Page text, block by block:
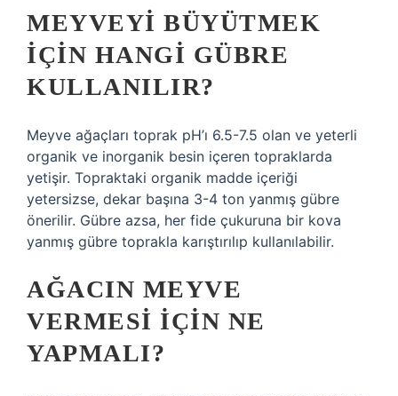
MEYVEYI BÜYÜTMEK
IÇIN HANGI GÜBRE
KULLANILIR?
Meyve ağaçları toprak pH’ı 6.5-7.5 olan ve yeterli
organik ve inorganik besin içeren topraklarda
yetişir. Topraktaki organik madde içeriği
yetersizse, dekar başına 3-4 ton yanmış gübre
önerilir. Gübre azsa, her fide çukuruna bir kova
yanmış gübre toprakla karıştırılıp kullanılabilir.
AĞACIN MEYVE
VERMESI IÇIN NE
YAPMALI?